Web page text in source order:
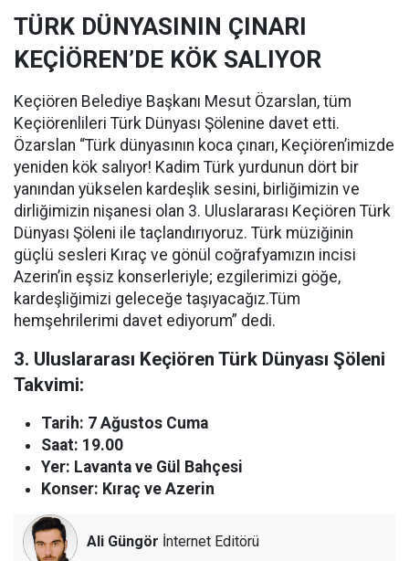
TÜRK DÜNYASININ ÇINARI
KEÇİÖREN’DE KÖK SALIYOR
Keçiören Belediye Başkanı Mesut Özarslan, tüm
Keçiörenlileri Türk Dünyası Şölenine davet etti.
Özarslan “Türk dünyasının koca çınarı, Keçiören’imizde
yeniden kök salıyor! Kadim Türk yurdunun dört bir
yanından yükselen kardeşlik sesini, birliğimizin ve
dirliğimizin nişanesi olan 3. Uluslararası Keçiören Türk
Dünyası Şöleni ile taçlandırıyoruz. Türk müziğinin
güçlü sesleri Kıraç ve gönül coğrafyamızın incisi
Azerin’in eşsiz konserleriyle; ezgilerimizi göğe,
kardeşliğimizi geleceğe taşıyacağız.Tüm
hemşehrilerimi davet ediyorum” dedi.
3. Uluslararası Keçiören Türk Dünyası Şöleni
Takvimi:
Tarih: 7 Ağustos Cuma
Saat: 19.00
Yer: Lavanta ve Gül Bahçesi
Konser: Kıraç ve Azerin
Ali Güngör İnternet Editörü